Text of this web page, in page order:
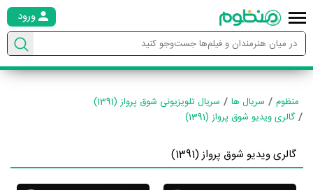
ورود
منظوم سریال ها
سریال تلویزیونی شوق پرواز (1391)
گالری ویدیو شوق پرواز (1391)
گالری ویدیو شوق پرواز (1391)